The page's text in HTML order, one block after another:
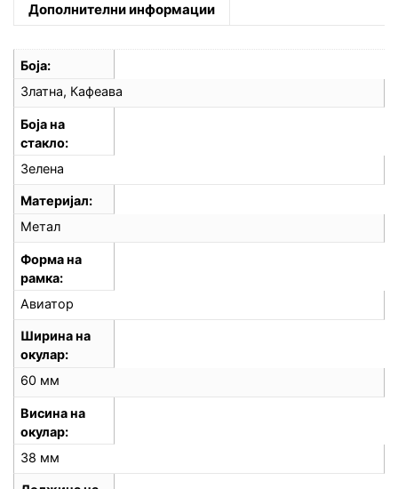
Дополнителни информации
Боја
Златна, Кафеава
Боја на
стакло
Зелена
Материјал
Метал
Форма на
рамка
Авиатор
Ширина на
окулар
60 мм
Висина на
окулар
38 мм